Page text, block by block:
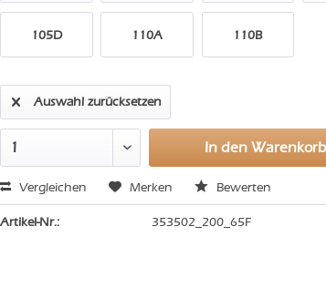
105D 110A 110B
Auswahl zurücksetzen
In den Warenkorb
Vergleichen Merken Bewerten
Artikel-Nr.: 353502_200_65F